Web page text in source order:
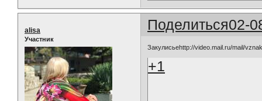
Поделиться02-
alisa
Участник
Закулисьеhttp://video.mail.ru/mail/
+1